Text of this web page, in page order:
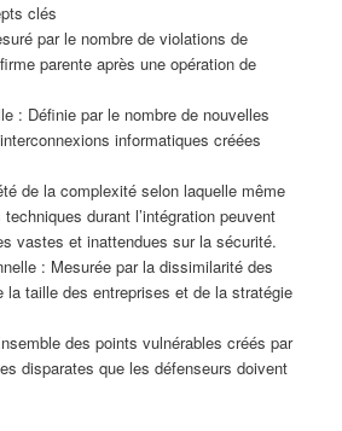
clés
par le nombre de violations de
parente après une opération de
: Définie par le nombre de nouvelles
informatiques créées
de la complexité selon laquelle même
durant l’intégration peuvent
vastes et inattendues sur la sécurité.
: Mesurée par la dissimilarité des
la taille des entreprises et de la stratégie
des points vulnérables créés par
disparates que les défenseurs doivent